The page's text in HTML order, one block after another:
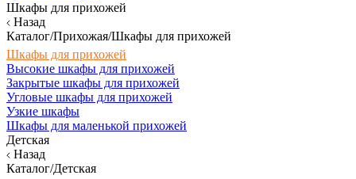
Шкафы для прихожей
Назад
Каталог/Прихожая/Шкафы для прихожей
Шкафы для прихожей
Высокие шкафы для прихожей
Закрытые шкафы для прихожей
Угловые шкафы для прихожей
Узкие шкафы
Шкафы для маленькой прихожей
Детская
Назад
Каталог/Детская